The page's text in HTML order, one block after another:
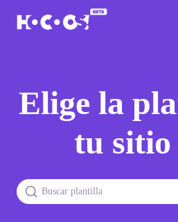
Elige la
tu sitio